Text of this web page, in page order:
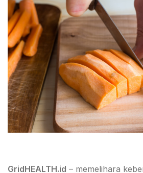
GridHEALTH.id – memelihara